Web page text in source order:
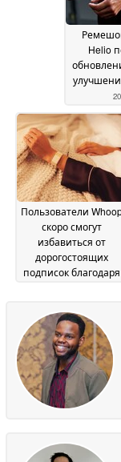
Helio
Пользователи
скоро смогут
избавиться от
дорогостоящих
подписок благодаря
кодом03 June 2026